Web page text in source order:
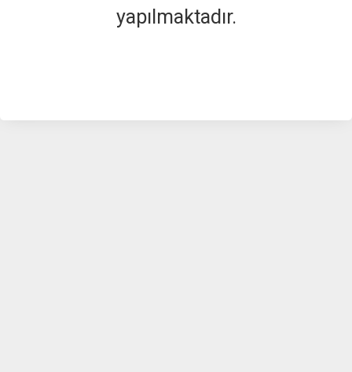
yapılmaktadır.